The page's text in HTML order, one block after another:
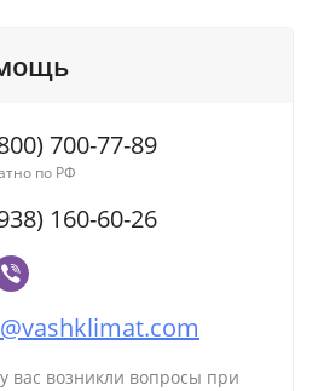
700-77-89
по РФ
160-60-26
вас возникли вопросы при